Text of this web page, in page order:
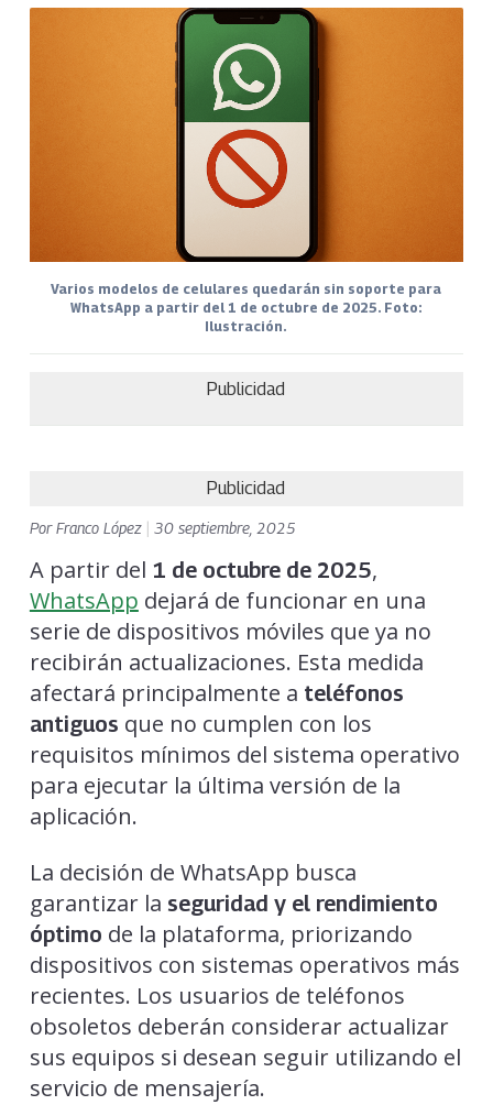
Varios modelos de celulares quedarán sin soporte para
WhatsApp a partir del 1 de octubre de 2025. Foto:
Ilustración.
Publicidad
Publicidad
PorFranco López 30 septiembre, 2025
A partir del 1 de octubre de 2025,
WhatsApp dejará de funcionar en una
serie de dispositivos móviles que ya no
recibirán actualizaciones. Esta medida
afectará principalmente a teléfonos
antiguos que no cumplen con los
requisitos mínimos del sistema operativo
para ejecutar la última versión de la
aplicación.
La decisión de WhatsApp busca
garantizar la seguridad y el rendimiento
óptimo de la plataforma, priorizando
dispositivos con sistemas operativos más
recientes. Los usuarios de teléfonos
obsoletos deberán considerar actualizar
sus equipos si desean seguir utilizando el
servicio de mensajería.